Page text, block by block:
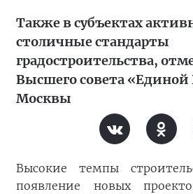
Также в субъектах
столичные стандарты
градостроительства,
Высшего совета «Единой
Москвы
Высокие темпы
появление новых